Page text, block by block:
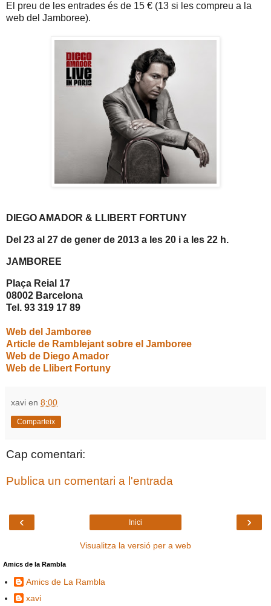
El preu de les entrades és de 15 € (13 si les compreu a la
web del Jamboree).
DIEGO AMADOR & LLIBERT FORTUNY
Del 23 al 27 de gener de 2013 a les 20 i a les 22 h.
JAMBOREE
Plaça Reial 17
08002 Barcelona
Tel. 93 319 17 89
Web del Jamboree
Article de Ramblejant sobre el Jamboree
Web de Diego Amador
Web de Llibert Fortuny
xavi en 8:00
Comparteix
Cap comentari:
Publica un comentari a l'entrada
‹ ›
Inici
Visualitza la versió per a web
Amics de la Rambla
Amics de La Rambla
xavi